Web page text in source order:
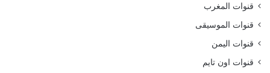
قنوات المغرب
قنوات الموسيقى
قنوات اليمن
قنوات اون تايم